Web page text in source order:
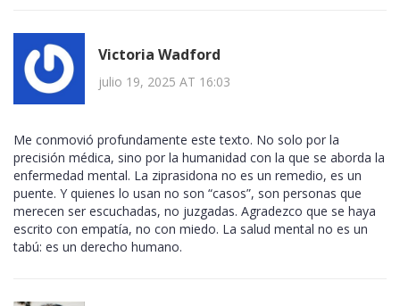
Victoria Wadford
julio 19, 2025 AT 16:03
Me conmovió profundamente este texto. No solo por la
precisión médica, sino por la humanidad con la que se aborda la
enfermedad mental. La ziprasidona no es un remedio, es un
puente. Y quienes lo usan no son “casos”, son personas que
merecen ser escuchadas, no juzgadas. Agradezco que se haya
escrito con empatía, no con miedo. La salud mental no es un
tabú: es un derecho humano.